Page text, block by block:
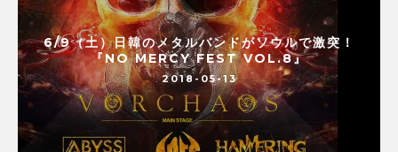
6/9（土）日韓のメタルバンドがソウルで激突！
『NO MERCY FEST VOL.8』
2018-05-13